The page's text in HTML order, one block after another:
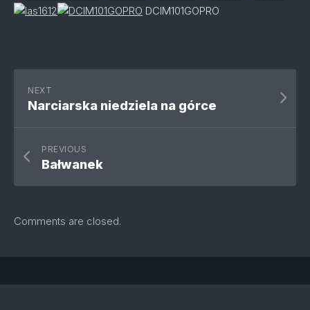
DCIM101GOPRO
NEXT
Narciarska niedziela na górce
PREVIOUS
Bałwanek
Comments are closed.